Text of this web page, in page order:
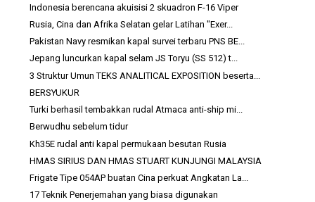
Indonesia berencana akuisisi 2 skuadron F-16 Viper
Rusia, Cina dan Afrika Selatan gelar Latihan "Exer...
Pakistan Navy resmikan kapal survei terbaru PNS BE...
Jepang luncurkan kapal selam JS Toryu (SS 512) t...
3 Struktur Umun TEKS ANALITICAL EXPOSITION beserta...
BERSYUKUR
Turki berhasil tembakkan rudal Atmaca anti-ship mi...
Berwudhu sebelum tidur
Kh35E rudal anti kapal permukaan besutan Rusia
HMAS SIRIUS DAN HMAS STUART KUNJUNGI MALAYSIA
Frigate Tipe 054AP buatan Cina perkuat Angkatan La...
17 Teknik Penerjemahan yang biasa digunakan